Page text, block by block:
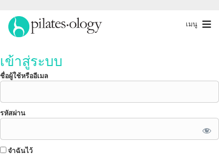
เมนู
เข้าสู่ระบบ
ชื่อผู้ใช้หรืออีเมล
รหัสผ่าน
จำฉันไว้